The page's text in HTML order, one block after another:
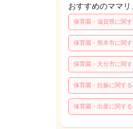
おすすめのママリ
保育園・滋賀県に関
保育園・熊本市に関
保育園・大分市に関
保育園・妊娠に関す
保育園・出産に関す